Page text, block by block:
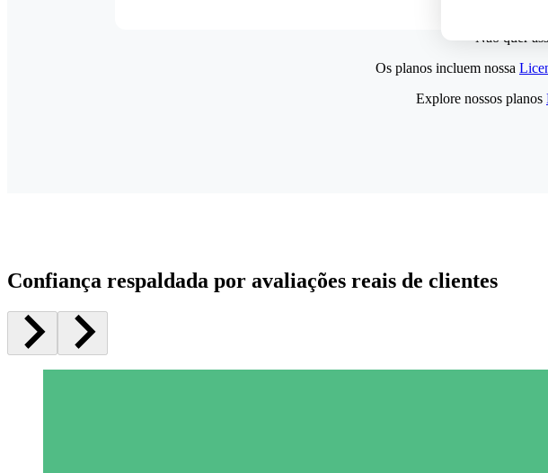
Não quer
Os planos incluem nossa
Explore nossos planos
Confiança respaldada por avaliações reais de clientes